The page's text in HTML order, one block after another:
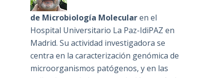
de Microbiología Molecularen el
Hospital Universitario La Paz-IdiPAZ en
Madrid. Su actividad investigadora se
centra en la caracterización genómica de
microorganismos patógenos, y en las